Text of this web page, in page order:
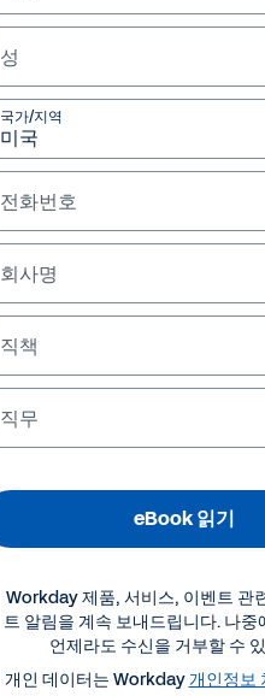
성
국가/지역
전화번호
회사명
직책
직무
eBook 읽기
Workday 제품, 서비스, 이벤트 관
트 알림을 계속 보내드립니다. 나중
언제라도 수신을 거부할 수
개인 데이터는 Workday개인정보